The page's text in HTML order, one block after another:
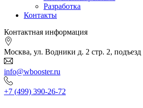
Разработка
Контакты
Контактная информация
Москва, ул. Водники д. 2 стр. 2,
info@wbooster.ru
+7 (499) 390-26-72